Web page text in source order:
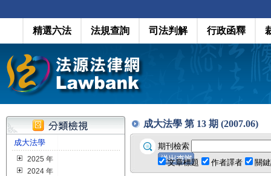
精選六法 法規查詢 司法判解 行政函釋
成大法學
2025 年
2024 年
成大法學 第 13 期 (2007.06)
期刊檢索
文章標題
作者譯者 關